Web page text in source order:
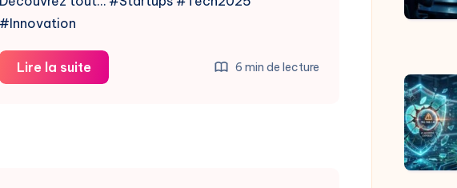
#Innovation
Lire la suite36
Nouvelles
6 min de lecture
Gestion
Faille
Private
Relay
Apple